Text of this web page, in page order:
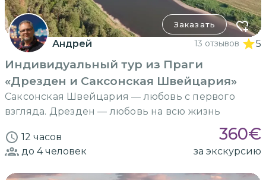
Заказать
Андрей 13 отзывов 5
Индивидуальный тур из Праги
«Дрезден и Саксонская Швейцария»
Саксонская Швейцария — любовь с первого
взгляда. Дрезден — любовь на всю жизнь
12 часов 360€
до 4человек за экскурсию